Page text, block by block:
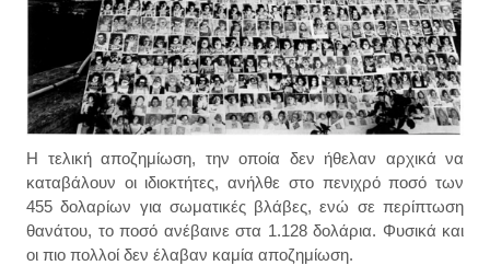
Η τελική αποζημίωση, την οποία δεν ήθελαν αρχικά να
καταβάλουν οι ιδιοκτήτες, ανήλθε στο πενιχρό ποσό των
455 δολαρίων για σωματικές βλάβες, ενώ σε περίπτωση
θανάτου, το ποσό ανέβαινε στα 1.128 δολάρια. Φυσικά και
οι πιο πολλοί δεν έλαβαν καμία αποζημίωση.